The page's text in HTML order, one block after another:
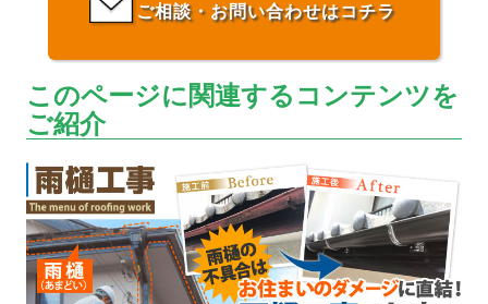
ご相談・お問い合わせはコチラ
このページに関連するコンテンツを
ご紹介